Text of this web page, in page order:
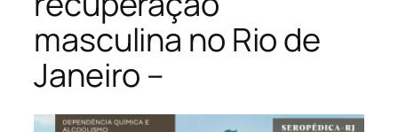
masculina no Rio de
Janeiro –